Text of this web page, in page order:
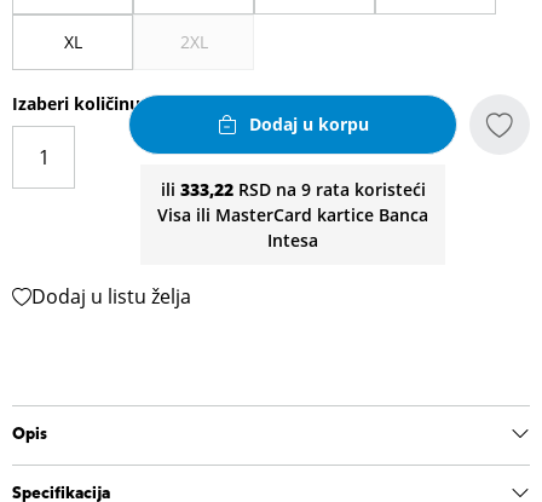
XL 2XL
Izaberi količinu
Dodaj u korpu
ili 333,22RSD na 9 rata koristeći
Visa ili MasterCard kartice Banca
Intesa
Dodaj u listu želja
Opis
Specifikacija